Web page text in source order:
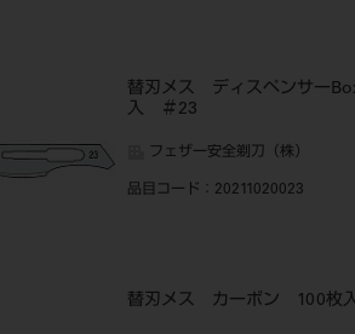
替刃メス ディスペンサー
入 ＃23
フェザー安全剃刀（株）
品目コード ：20211020023
替刃メス カーボン 100枚